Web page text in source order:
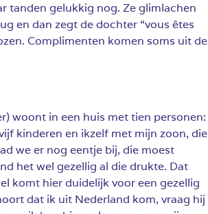
tanden gelukkig nog. Ze glimlachen
en dan zegt de dochter “vous êtes
Complimenten komen soms uit de
woont in een huis met tien personen:
kinderen en ikzelf met mijn zoon, die
we er nog eentje bij, die moest
het wel gezellig al die drukte. Dat
komt hier duidelijk voor een gezellig
dat ik uit Nederland kom, vraag hij